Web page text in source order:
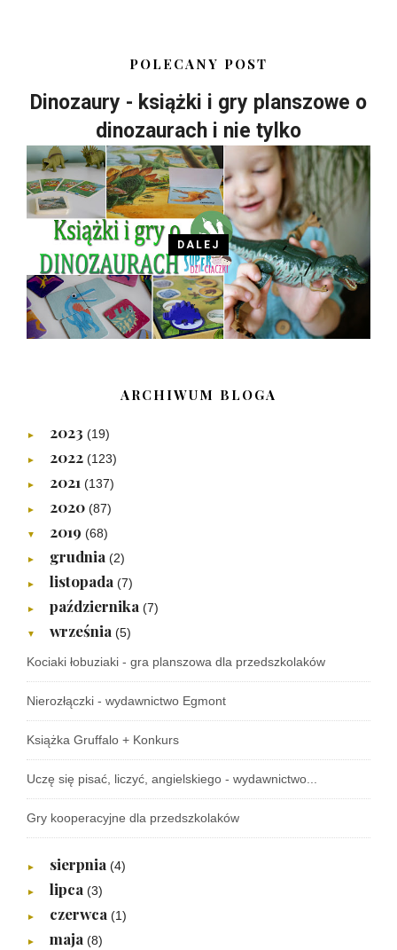
POLECANY POST
Dinozaury - książki i gry planszowe o
dinozaurach i nie tylko
DALEJ
ARCHIWUM BLOGA
► 2023 (19)
► 2022 (123)
► 2021 (137)
► 2020 (87)
▼ 2019 (68)
► grudnia (2)
► listopada (7)
► października (7)
▼ września (5)
Kociaki łobuziaki - gra planszowa dla przedszkolaków
Nierozłączki - wydawnictwo Egmont
Książka Gruffalo + Konkurs
Uczę się pisać, liczyć, angielskiego - wydawnictwo...
Gry kooperacyjne dla przedszkolaków
► sierpnia (4)
► lipca (3)
► czerwca (1)
► maja (8)